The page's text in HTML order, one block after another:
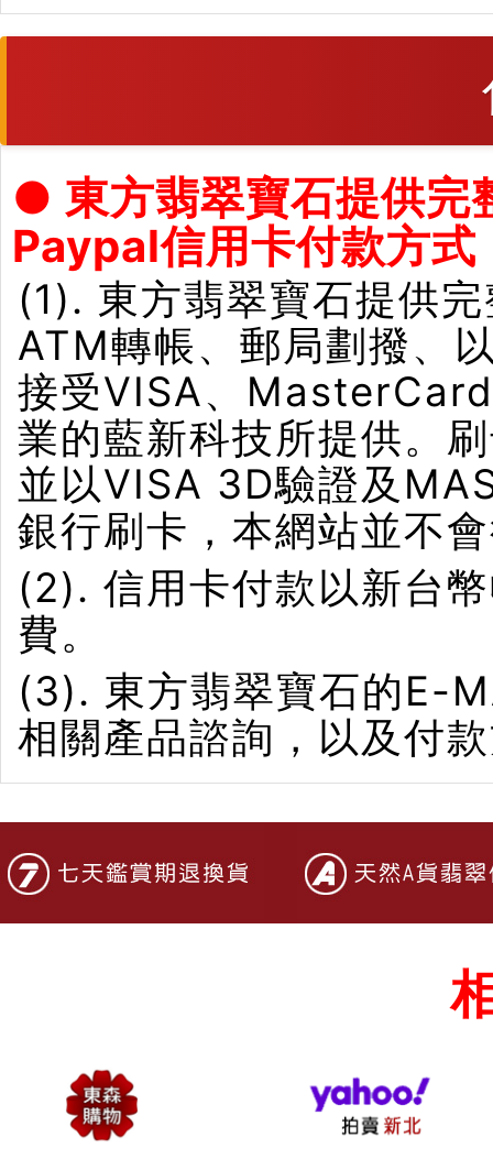
● 東方翡翠寶石提供完
Paypal信用卡付款方式
(1). 東方翡翠寶石提供
ATM轉帳、郵局劃撥、
接受VISA、
業的藍新科技所提供。
並以VISA 3D驗證及
銀行刷卡，本網站並不
(2). 信用卡付款以新台
費。
(3). 東方翡翠寶石的E-
相關產品諮詢，以及付